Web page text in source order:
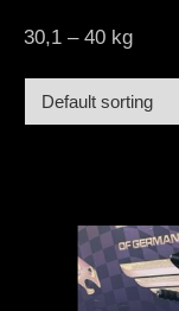
30,1 – 40 kg